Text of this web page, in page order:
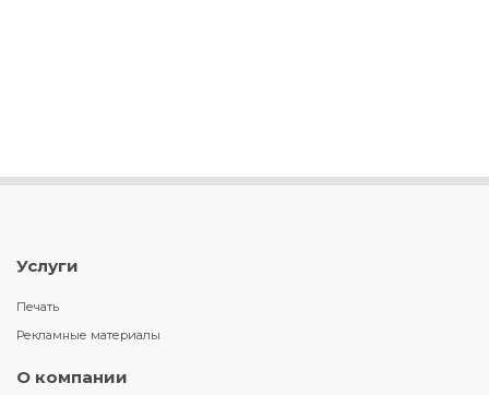
Услуги
Печать
Рекламные материалы
О компании